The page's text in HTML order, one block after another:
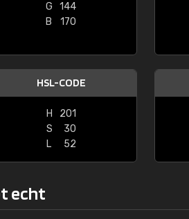
G
144
B
170
HSL-CODE
H
201
S
30
L
52
echt